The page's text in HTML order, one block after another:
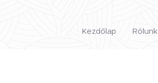
Kezdőlap Rólunk